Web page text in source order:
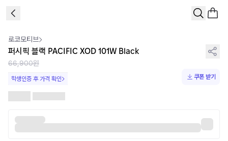
로코모티브
퍼시픽 블랙 PACIFIC XOD 101W Black
66,900원
학생인증 후 가격 확인 쿠폰 받기